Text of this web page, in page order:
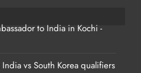
to India in Kochi -
vs South Korea qualifiers